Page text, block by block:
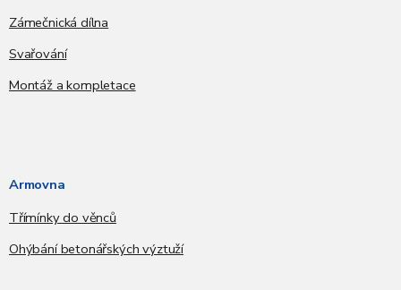
Zámečnická dílna
Svařování
Montáž a kompletace
Armovna
Třímínky do věnců
Ohýbání betonářských výztuží